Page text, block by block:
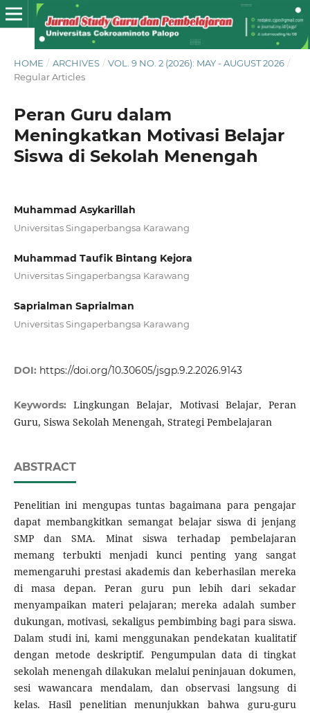
HOME / ARCHIVES / VOL. 9 NO. 2 (2026): MAY - AUGUST 2026 /
Regular Articles
Peran Guru dalam
Meningkatkan Motivasi Belajar
Siswa di Sekolah Menengah
Muhammad Asykarillah
Universitas Singaperbangsa Karawang
Muhammad Taufik Bintang Kejora
Universitas Singaperbangsa Karawang
Saprialman Saprialman
Universitas Singaperbangsa Karawang
DOI: https://doi.org/10.30605/jsgp.9.2.2026.9143
Keywords:Lingkungan Belajar, Motivasi Belajar, Peran
Guru, Siswa Sekolah Menengah, Strategi Pembelajaran
ABSTRACT
Penelitian ini mengupas tuntas bagaimana para pengajar
dapat membangkitkan semangat belajar siswa di jenjang
SMP dan SMA. Minat siswa terhadap pembelajaran
memang terbukti menjadi kunci penting yang sangat
memengaruhi prestasi akademis dan keberhasilan mereka
di masa depan. Peran guru pun lebih dari sekadar
menyampaikan materi pelajaran; mereka adalah sumber
dukungan, motivasi, sekaligus pembimbing bagi para siswa.
Dalam studi ini, kami menggunakan pendekatan kualitatif
dengan metode deskriptif. Pengumpulan data di tingkat
sekolah menengah dilakukan melalui peninjauan dokumen,
sesi wawancara mendalam, dan observasi langsung di
kelas. Hasil penelitian menunjukkan bahwa guru-guru